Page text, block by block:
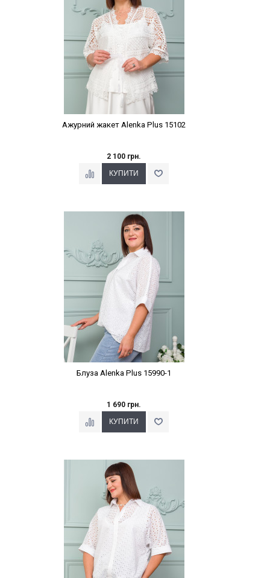
Ажурний жакет Alenka Plus 15102
2 100 грн.
Наклейки Варіант з %
Блуза Alenka Plus 15990-1
1 690 грн.
Наклейки Варіант з %